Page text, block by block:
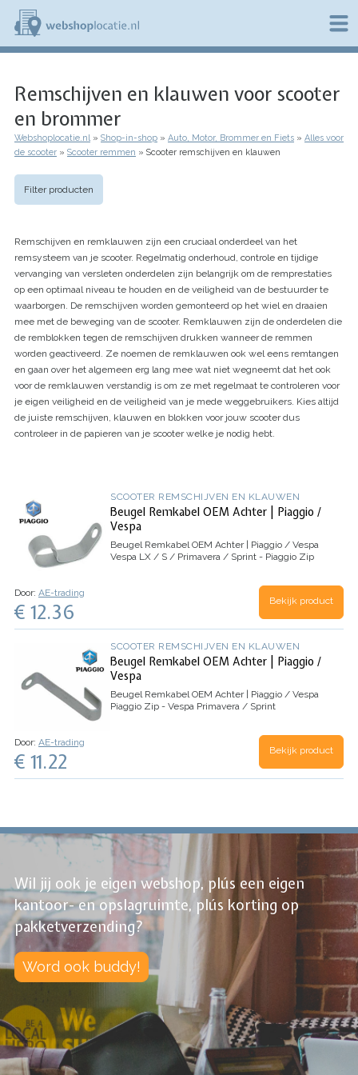
Overslaan
naar
de
b
s
h
p
l
o
a
e
.
n
l
Remschijven en klauwen voor scooter
en brommer
Kruimelpad
Webshoplocatie.nl Shop-in-shop Auto, Motor, Brommer en Fiets
Alles voor
de scooter
Scooter remmen Scooter remschijven en klauwen
Filter producten
Remschijven en remklauwen zijn een cruciaal onderdeel van het
remsysteem van je scooter. Regelmatig onderhoud, controle en tijdige
vervanging van versleten onderdelen zijn belangrijk om de remprestaties
op een optimaal niveau te houden en de veiligheid van de bestuurder te
waarborgen. De remschijven worden gemonteerd op het wiel en draaien
mee met de beweging van de scooter. Remklauwen zijn de onderdelen die
de remblokken tegen de remschijven drukken wanneer de remmen
worden geactiveerd. Ze noemen de remklauwen ook wel eens remtangen
en gaan over het algemeen erg lang mee wat niet wegneemt dat het ook
voor de remklauwen verstandig is om ze met regelmaat te controleren voor
je eigen veiligheid en de veiligheid van je mede weggebruikers. Kies altijd
de juiste remschijven, klauwen en blokken voor jouw scooter dus
controleer in de papieren van je scooter welke je nodig hebt.
SCOOTER REMSCHIJVEN EN KLAUWEN
Beugel Remkabel OEM Achter | Piaggio /
Vespa
Beugel Remkabel OEM Achter | Piaggio / Vespa
Vespa LX / S / Primavera / Sprint - Piaggio Zip
Door: AE-trading
€ 12.36 Bekijk product
SCOOTER REMSCHIJVEN EN KLAUWEN
Beugel Remkabel OEM Achter | Piaggio /
Vespa
Beugel Remkabel OEM Achter | Piaggio / Vespa
Piaggio Zip - Vespa Primavera / Sprint
Door: AE-trading
€ 11.22 Bekijk product
Wil jij ook je eigen webshop, plús een eigen
kantoor- en opslagruimte, plús korting op
pakketverzending?
Word ook buddy!